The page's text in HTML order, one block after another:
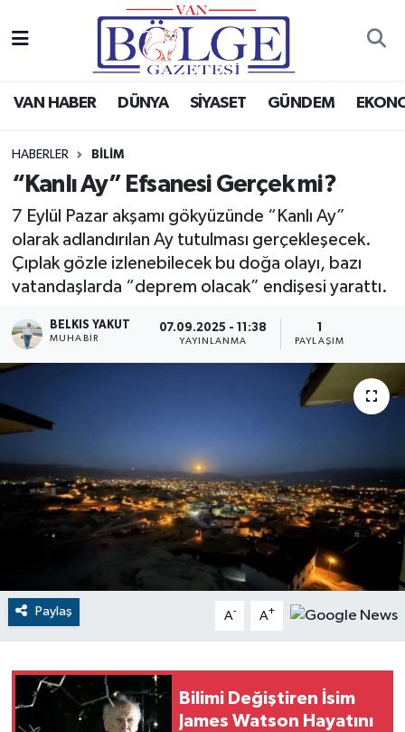
VAN HABER DÜNYA SİYASET GÜNDEM
HABERLER BİLİM
“Kanlı Ay” Efsanesi Gerçek mi?
7 Eylül Pazar akşamı gökyüzünde “Kanlı Ay”
olarak adlandırılan Ay tutulması gerçekleşecek.
Çıplak gözle izlenebilecek bu doğa olayı, bazı
vatandaşlarda “deprem olacak” endişesi yarattı.
BELKIS YAKUT
MUHABİR
07.09.2025 - 11:38
YAYINLANMA
1
PAYLAŞIM
Paylaş A- A+
Bilimi Değiştiren İsim
James Watson Hayatını
Van Haber
Gündem
Spor
Ekonomi
Eğitim
Sağlık
Hava Durumu
Puan Durumu ve Fikstür
Tüm Manşetler
Son Dakika Haberleri
Haber Arşivi